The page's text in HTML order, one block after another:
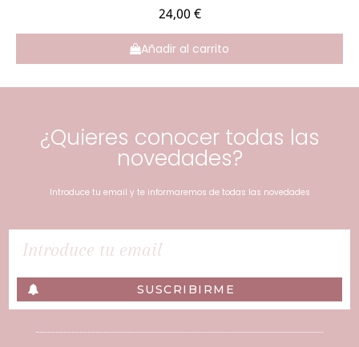
24,00 €
Añadir al carrito
¿Quieres conocer todas las
novedades?
Introduce tu email y te informaremos de todas las novedades
SUSCRIBIRME